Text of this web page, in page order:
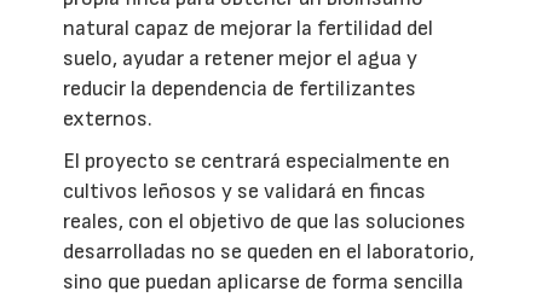
natural capaz de mejorar la fertilidad del
suelo, ayudar a retener mejor el agua y
reducir la dependencia de fertilizantes
externos.
El proyecto se centrará especialmente en
cultivos leñosos y se validará en fincas
reales, con el objetivo de que las soluciones
desarrolladas no se queden en el laboratorio,
sino que puedan aplicarse de forma sencilla